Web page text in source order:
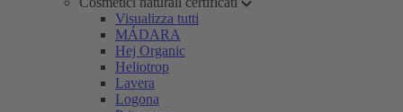
Visualizza tutti
MÁDARA
Hej Organic
Heliotrop
Lavera
Logona